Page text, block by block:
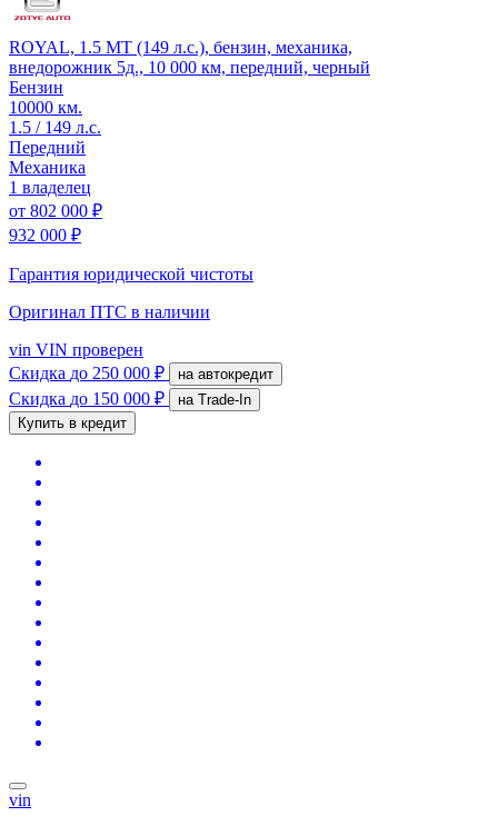
ROYAL, 1.5 MT (149 л.с.), бензин, механика,
внедорожник 5д., 10 000 км, передний, черный
Бензин
10000 км.
1.5 / 149 л.с.
Передний
Механика
1 владелец
от 802 000 ₽
932 000 ₽
Гарантия юридической чистоты
Оригинал ПТС в наличии
vin VIN проверен
Скидка до 250 000 ₽ на автокредит
Скидка до 150 000 ₽
на Trade-In
Купить в кредит
vin